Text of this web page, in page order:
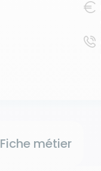
Fiche métier